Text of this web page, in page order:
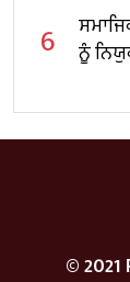
6
ਨੂੰ
© 2021